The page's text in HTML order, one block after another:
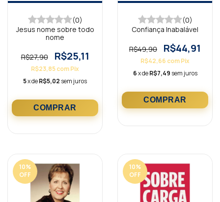
(0)
Jesus nome sobre todo
nome
R$27,90 R$25,11
R$23,85comPix
5x deR$5,02 sem juros
(0)
Confiança Inabalável
R$49,90 R$44,91
R$42,66 comPix
6x deR$7,49 sem juros
10%
OFF
10%
OFF